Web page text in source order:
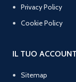
Privacy Policy
Cookie Policy
IL TUO ACCOUNT
Sitemap